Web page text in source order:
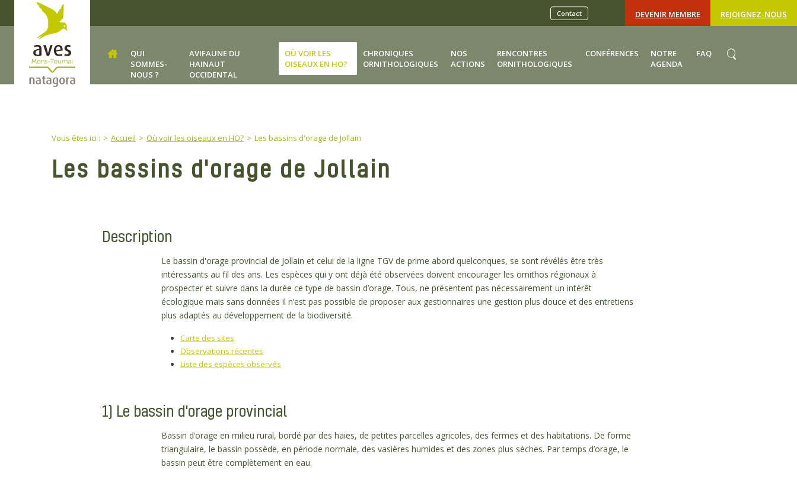
Skip to main content
DEVENIR MEMBRE REJOIGNEZ-NOUS
Contact
QUI
SOMMES-
NOUS ?
AVIFAUNE DU
HAINAUT
OCCIDENTAL
OÙ VOIR LES
OISEAUX EN HO?
CHRONIQUES
ORNITHOLOGIQUES
NOS
ACTIONS
RENCONTRES
ORNITHOLOGIQUES
CONFÉRENCES
NOTRE
AGENDA
FAQ
Vous êtes ici : Accueil Où voir les oiseaux en HO? Les bassins d'orage de Jollain
Les bassins d'orage de Jollain
Description
Le bassin d'orage provincial de Jollain et celui de la ligne TGV de prime abord quelconques, se sont révélés être très
intéressants au fil des ans. Les espèces qui y ont déjà été observées doivent encourager les ornithos régionaux à
prospecter et suivre dans la durée ce type de bassin d’orage. Tous, ne présentent pas nécessairement un intérêt
écologique mais sans données il n’est pas possible de proposer aux gestionnaires une gestion plus douce et des entretiens
plus adaptés au développement de la biodiversité.
Carte des sites
Observations récentes
Liste des espèces observés
1) Le bassin d'orage provincial
Bassin d’orage en milieu rural, bordé par des haies, de petites parcelles agricoles, des fermes et des habitations. De forme
triangulaire, le bassin possède, en période normale, des vasières humides et des zones plus sèches. Par temps d’orage, le
bassin peut être complètement en eau.